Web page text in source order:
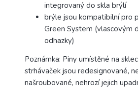
integrovaný do skla brýlí
brýle jsou kompatibilní pro
Green System (vlascovým
odhazky)
Poznámka: Piny umístěné na
strhávaček jsou redesignované,
našroubované, nehrozí jejich